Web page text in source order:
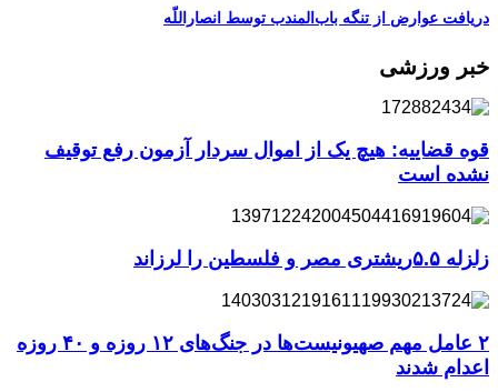
دریافت عوارض از تنگه باب‌المندب توسط انصاراللّه
خبر ورزشی
قوه قضاییه: هیچ یک از اموال سردار آزمون رفع توقیف
نشده است
زلزله ۵.۵ریشتری مصر و فلسطین را لرزاند
۲ عامل مهم صهیونیست‌ها در جنگ‌های ۱۲ روزه و ۴۰ روزه
اعدام شدند